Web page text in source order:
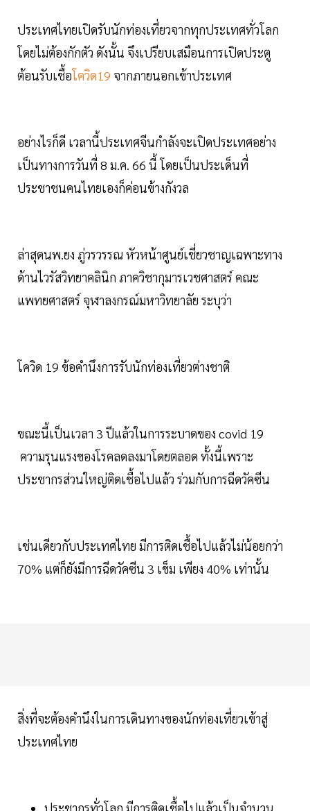
ประเทศไทยเปิดรับนักท่องเที่ยวจากทุกประเทศทั่วโลก
โดยไม่ต้องกักตัว ดังนั้น จึงเปรียบเสมือนการเปิดประตู
ต้อนรับเชื้อโควิด19 จากภายนอกเข้าประเทศ
อย่างไรก็ดี เวลานี้ประเทศจีนกำลังจะเปิดประเทศอย่าง
เป็นทางการวันที่ 8 ม.ค. 66 นี้ โดยเป็นประเด็นที่
ประชาชนคนไทยเองก็ค่อนข้างกังวล
ล่าสุดนพ.ยง ภู่วรวรรณ หัวหน้าศูนย์เชี่ยวชาญเฉพาะทาง
ด้านไวรัสวิทยาคลินิก ภาควิชากุมารเวชศาสตร์ คณะ
แพทยศาสตร์ จุฬาลงกรณ์มหาวิทยาลัย ระบุว่า
โควิด 19 ข้อคำนึงการรับนักท่องเที่ยวต่างชาติ
ขณะนี้เป็นเวลา 3 ปีแล้วในการระบาดของ covid 19
ความรุนแรงของโรคลดลงมาโดยตลอด ทั้งนี้เพราะ
ประชากรส่วนใหญ่ติดเชื้อไปแล้ว ร่วมกับการฉีดวัคซีน
เช่นเดียวกับประเทศไทย มีการติดเชื้อไปแล้วไม่น้อยกว่า
70% แต่ก็ยังมีการฉีดวัคซีน 3 เข็ม เพียง 40% เท่านั้น
สิ่งที่จะต้องคำนึงในการเดินทางของนักท่องเที่ยวเข้าสู่
ประเทศไทย